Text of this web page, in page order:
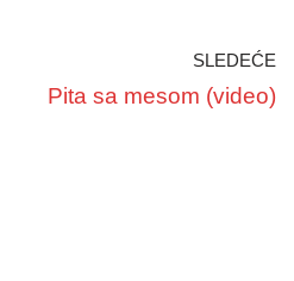
SLEDEĆE
Pita sa mesom (video)